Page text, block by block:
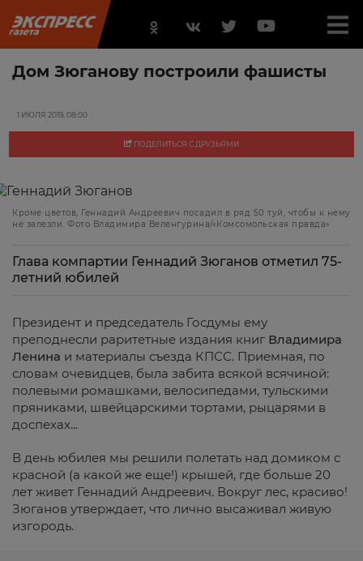
Дом Зюганову построили фашисты
1 ИЮЛЯ 2019, 08:00
ПОДЕЛИТЬСЯ С ДРУЗЬЯМИ
Кроме цветов, Геннадий Андреевич посадил в ряд 50 туй, чтобы к нему
не залезли. Фото Владимира Веленгурина/«Комсомольская правда»
Глава компартии Геннадий Зюганов отметил 75-
летний юбилей
Президент и председатель Госдумы ему
преподнесли раритетные издания книг Владимира
Ленина и материалы съезда КПСС. Приемная, по
словам очевидцев, была забита всякой всячиной:
полевыми ромашками, велосипедами, тульскими
пряниками, швейцарскими тортами, рыцарями в
доспехах...
В день юбилея мы решили полетать над домиком с
красной (а какой же еще!) крышей, где больше 20
лет живет Геннадий Андреевич. Вокруг лес, красиво!
Зюганов утверждает, что лично высаживал живую
изгородь.